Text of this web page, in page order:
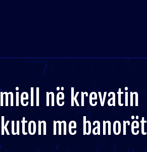
në krevatin
me banorët